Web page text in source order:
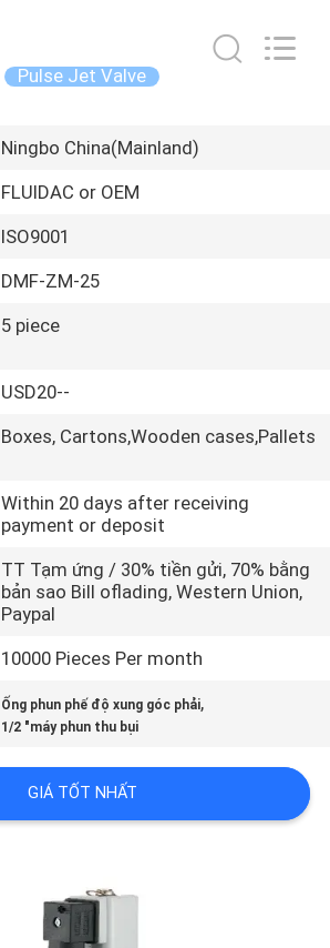
Pulse Jet Valve
Ningbo China(Mainland)
FLUIDAC or OEM
ISO9001
DMF-ZM-25
5 piece
USD20--
Boxes, Cartons,Wooden cases,Pallets
Within 20 days after receiving
payment or deposit
TT Tạm ứng / 30% tiền gửi, 70% bằng
bản sao Bill oflading, Western Union,
Paypal
10000 Pieces Per month
Ống phun phế độ xung góc phải,
1/2 "máy phun thu bụi
GIÁ TỐT NHẤT